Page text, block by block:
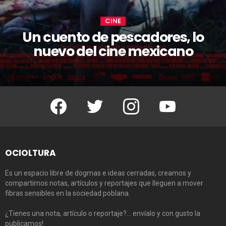
CINE
Un cuento de pescadores, lo
nuevo del cine mexicano
Facebook Twitter Instagram Youtube
OCIOLTURA
Es un espacio libre de dogmas e ideas cerradas, creamos y
compartimos notas, artículos y reportajes que lleguen a mover
fibras sensibles en la sociedad poblana.
¿Tienes una nota, artículo o reportaje?… envíalo y con gusto la
publicamos!